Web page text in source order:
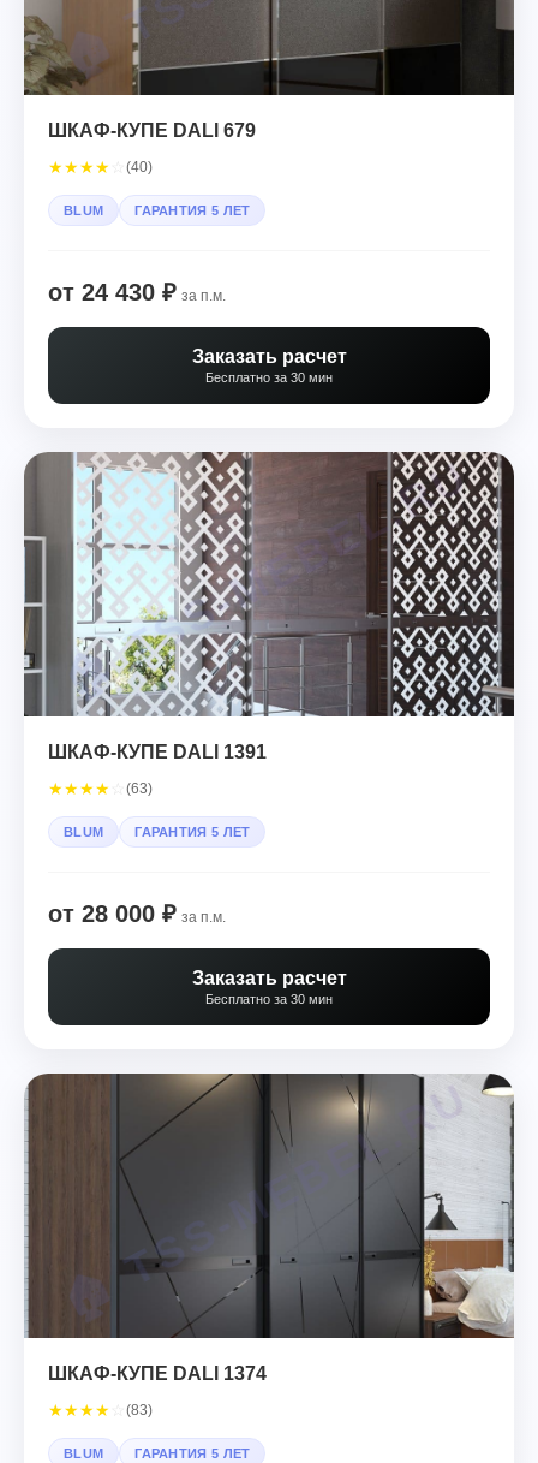
ШКАФ-КУПЕ DALI 679
★★★★ (40)
BLUM ГАРАНТИЯ 5 ЛЕТ
от 24 430 ₽ за п.м.
Заказать расчет
Бесплатно за 30 мин
ШКАФ-КУПЕ DALI 1391
★★★★ (63)
BLUM ГАРАНТИЯ 5 ЛЕТ
от 28 000 ₽ за п.м.
Заказать расчет
Бесплатно за 30 мин
ШКАФ-КУПЕ DALI 1374
★★★★ (83)
BLUM ГАРАНТИЯ 5 ЛЕТ